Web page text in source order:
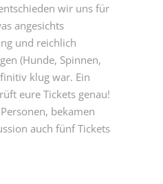
wir uns für
angesichts
und reichlich
(Hunde, Spinnen,
klug war. Ein
eure Tickets genau!
bekamen
auch fünf Tickets